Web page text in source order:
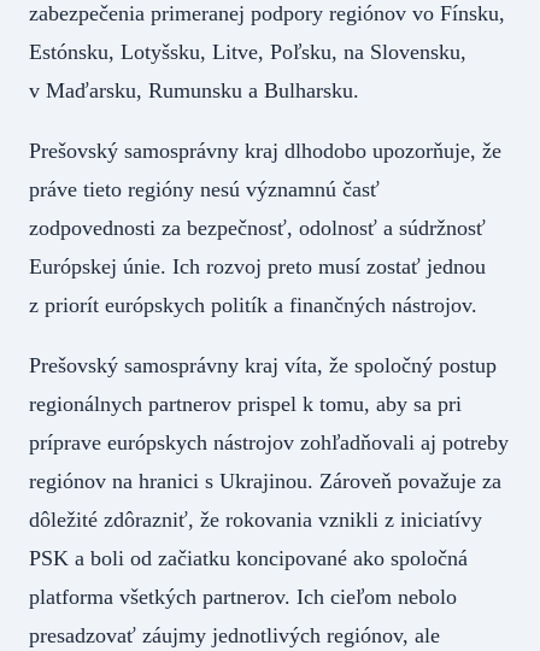
zabezpečenia primeranej podpory regiónov vo Fínsku,
Estónsku, Lotyšsku, Litve, Poľsku, na Slovensku,
v Maďarsku, Rumunsku a Bulharsku.
Prešovský samosprávny kraj dlhodobo upozorňuje, že
práve tieto regióny nesú významnú časť
zodpovednosti za bezpečnosť, odolnosť a súdržnosť
Európskej únie. Ich rozvoj preto musí zostať jednou
z priorít európskych politík a finančných nástrojov.
Prešovský samosprávny kraj víta, že spoločný postup
regionálnych partnerov prispel k tomu, aby sa pri
príprave európskych nástrojov zohľadňovali aj potreby
regiónov na hranici s Ukrajinou. Zároveň považuje za
dôležité zdôrazniť, že rokovania vznikli z iniciatívy
PSK a boli od začiatku koncipované ako spoločná
platforma všetkých partnerov. Ich cieľom nebolo
presadzovať záujmy jednotlivých regiónov, ale